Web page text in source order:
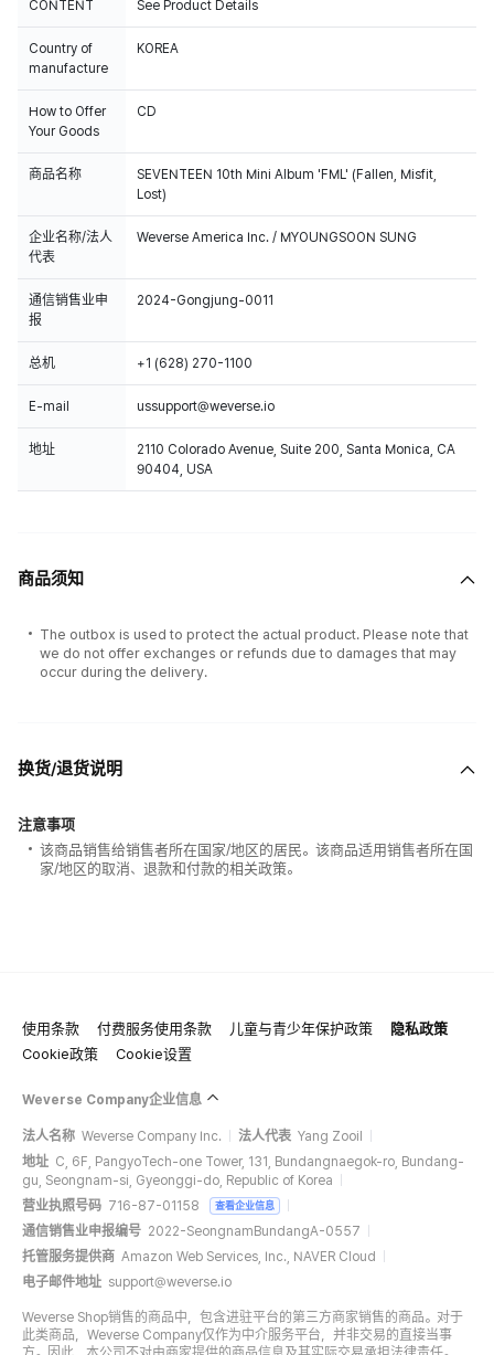
CONTENT See Product Details
Country of
manufacture
KOREA
How to Offer
Your Goods
CD
商品名称
SEVENTEEN 10th Mini Album 'FML' (Fallen, Misfit,
Lost)
企业名称/法人
代表
Weverse America Inc. / MYOUNGSOON SUNG
通信销售业申
报
2024-Gongjung-0011
总机 +1 (628) 270-1100
E-mail ussupport@weverse.io
地址
2110 Colorado Avenue, Suite 200, Santa Monica, CA
90404, USA
商品须知
The outbox is used to protect the actual product. Please note that
we do not offer exchanges or refunds due to damages that may
occur during the delivery.
换货/退货说明
注意事项
该商品销售给销售者所在国家/地区的居民。该商品适用销售者所在国
家/地区的取消、退款和付款的相关政策。
使用条款 付费服务使用条款 儿童与青少年保护政策
隐私政策
Cookie政策
Cookie设置
Weverse Company企业信息
法人名称 Weverse Company Inc. 法人代表 Yang Zooil
地址 C, 6F, PangyoTech-one Tower, 131, Bundangnaegok-ro, Bundang-
gu, Seongnam-si, Gyeonggi-do, Republic of Korea
营业执照号码 716-87-01158 查看企业信息
通信销售业申报编号 2022-SeongnamBundangA-0557
托管服务提供商 Amazon Web Services, Inc., NAVER Cloud
电子邮件地址 support@weverse.io
Weverse Shop销售的商品中，包含进驻平台的第三方商家销售的商品。对于
此类商品，Weverse Company仅作为中介服务平台，并非交易的直接当事